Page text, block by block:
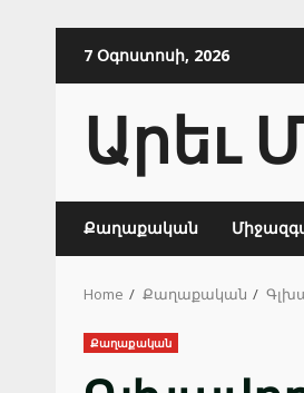
7 Օգոստոսի, 2026
Արեւ
Քաղաքական
Home Քաղաքական
Քաղաքական